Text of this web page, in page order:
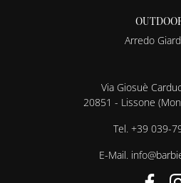
Arredo
Via Giosuè
20851 - Lissone
Tel. +39 039-
E-Mail.